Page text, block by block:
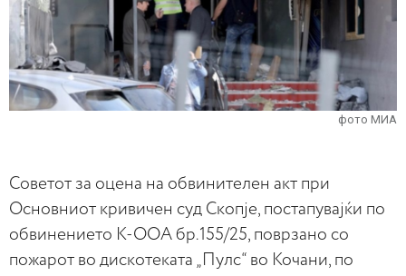
фото МИА
Советот за оцена на обвинителен акт при
Основниот кривичен суд Скопје, постапувајќи по
обвинението К-ООА бр.155/25, поврзано со
пожарот во дискотеката „Пулс“ во Кочани, по